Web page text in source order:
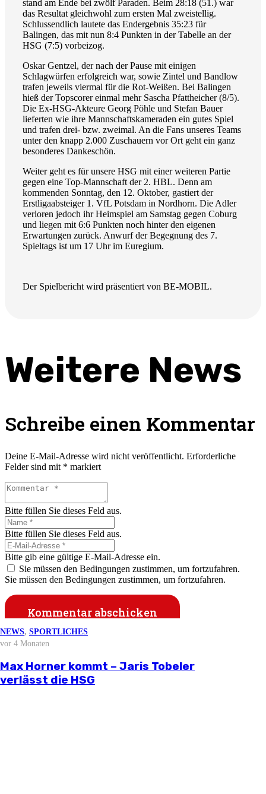
stand am Ende bei zwölf Paraden. Beim 28:18 (51.) war
das Resultat gleichwohl zum ersten Mal zweistellig.
Schlussendlich lautete das Endergebnis 35:23 für
Balingen, das mit nun 8:4 Punkten in der Tabelle an der
HSG (7:5) vorbeizog.
Oskar Gentzel, der nach der Pause mit einigen
Schlagwürfen erfolgreich war, sowie Zintel und Bandlow
trafen jeweils viermal für die Rot-Weißen. Bei Balingen
hieß der Topscorer einmal mehr Sascha Pfattheicher (8/5).
Die Ex-HSG-Akteure Georg Pöhle und Stefan Bauer
lieferten wie ihre Mannschaftskameraden ein gutes Spiel
und trafen drei- bzw. zweimal. An die Fans unseres Teams
unter den knapp 2.000 Zuschauern vor Ort geht ein ganz
besonderes Dankeschön.
Weiter geht es für unsere HSG mit einer weiteren Partie
gegen eine Top-Mannschaft der 2. HBL. Denn am
kommenden Sonntag, den 12. Oktober, gastiert der
Erstligaabsteiger 1. VfL Potsdam in Nordhorn. Die Adler
verloren jedoch ihr Heimspiel am Samstag gegen Coburg
und liegen mit 6:6 Punkten noch hinter den eigenen
Erwartungen zurück. Anwurf der Begegnung des 7.
Spieltags ist um 17 Uhr im Euregium.
Der Spielbericht wird präsentiert von BE-MOBIL.
Weitere News
NEWS
vor 3 Wochen
Stellungnahme zur aktuellen
wirtschaftlichen Situation
NEWS
Saisonvorbereitung 2026/27
NEWS
vor 2 Monaten
Björn Zintel geht – Emiel Hoogland
kommt
NEWS
vor 3 Monaten
Mathis Berger übernimmt Social Media
und Öffentlichkeitsarbeit
NEWS, SPORTLICHES
vor 4 Monaten
Max Horner kommt – Jaris Tobeler
verlässt die HSG
Schreibe einen Kommentar
Deine E-Mail-Adresse wird nicht veröffentlicht. Erforderliche
Felder sind mit * markiert
Bitte füllen Sie dieses Feld aus.
Bitte füllen Sie dieses Feld aus.
Bitte gib eine gültige E-Mail-Adresse ein.
Sie müssen den Bedingungen zustimmen, um fortzufahren.
Sie müssen den Bedingungen zustimmen, um fortzufahren.
Kommentar abschicken